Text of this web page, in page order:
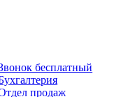
бесплатный
продаж